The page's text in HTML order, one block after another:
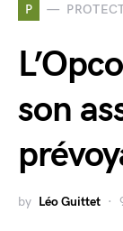
P
son
by Léo Guittet